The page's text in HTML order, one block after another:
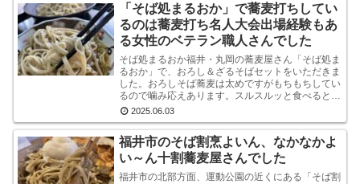
「そば処まるおか」で蕎麦打ちしてい
るのは蕎麦打ち名人大会出場経験もあ
る女性のベテラン職人さんでした
そば処まるおか福井・丸岡の蕎麦屋さん「そば処ま
るおか」で、おろし＆ざるそばセットをいただきま
した。おろしそば蕎麦は太めですがもちもちしてい
るので噛み応えあります。スルスルッと食べるとい
うより感で味わう系です。うまいです。※なお、お
2025.06.03
福井市のそば割烹よいん、なかなかよ
い～ん十割蕎麦屋さんでした
福井市の北部方面、運動公園の近くにある「そば割